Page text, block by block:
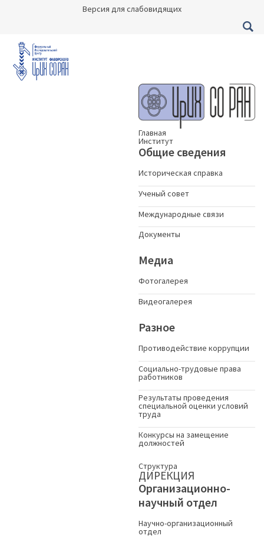
Версия для слабовидящих
Главная
Институт
Общие сведения
Историческая справка
Ученый совет
Международные связи
Документы
Медиа
Фотогалерея
Видеогалерея
Разное
Противодействие коррупции
Социально-трудовые права
работников
Результаты проведения
специальной оценки условий
труда
Конкурсы на замещение
должностей
Структура
ДИРЕКЦИЯ
Организационно-
научный отдел
Научно-организационный
отдел